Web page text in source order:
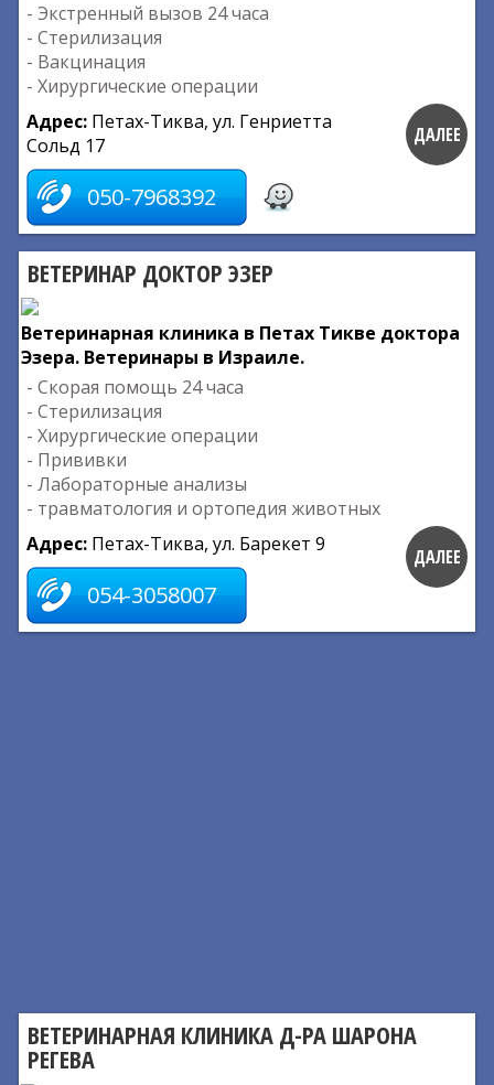
- Экстренный вызов 24 часа
- Стерилизация
- Вакцинация
- Хирургические операции
Адрес: Петах-Тиква, ул. Генриетта
Сольд 17
050-7968392
ДАЛЕЕ
ВЕТЕРИНАР ДОКТОР ЭЗЕР
Ветеринарная клиника в Петах Тикве доктора
Эзера. Ветеринары в Израиле.
- Скорая помощь 24 часа
- Стерилизация
- Хирургические операции
- Прививки
- Лабораторные анализы
- травматология и ортопедия животных
Адрес: Петах-Тиква, ул. Барекет 9
054-3058007
ДАЛЕЕ
ВЕТЕРИНАРНАЯ КЛИНИКА Д-РА ШАРОНА
РЕГЕВА